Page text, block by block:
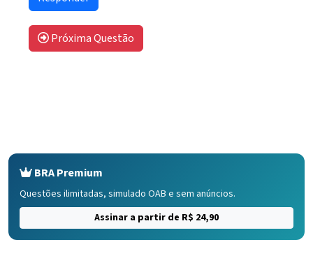
Próxima Questão
BRA Premium
Questões ilimitadas, simulado OAB e sem anúncios.
Assinar a partir de R$ 24,90